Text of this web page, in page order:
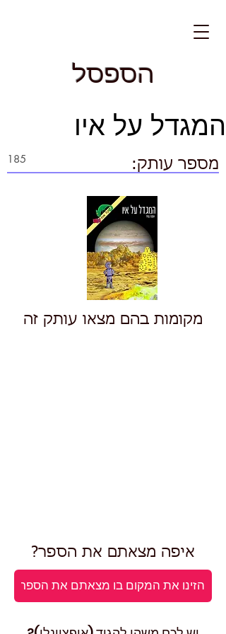
הספסל
מקומות בהם מצאו עותק זה
מספר עותק:
איפה מצאתם את הספר?
המגדל על איו